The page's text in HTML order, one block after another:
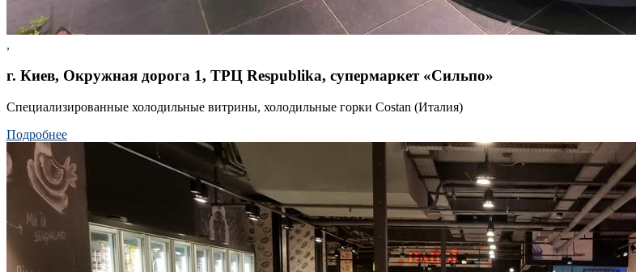
,
г. Киев, Окружная дорога 1, ТРЦ Respublika, супермаркет «Сильпо»
Специализированные холодильные витрины, холодильные горки Costan (Италия)
Подробнее